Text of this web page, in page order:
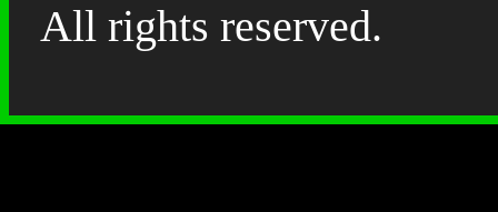
All rights reserved.